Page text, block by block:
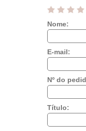
Nome:
E-mail:
Nº do
Título: